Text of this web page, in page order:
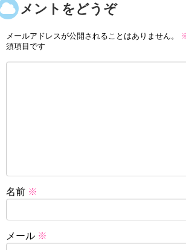
コメントをどうぞ
メールアドレスが公開されることはありません。
須項目です
名前 ※
メール ※